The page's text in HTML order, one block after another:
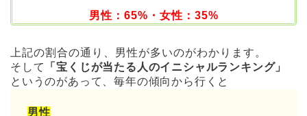
男性：65%・女性：35%
上記の割合の通り、男性が多いのがわかります。
そして
「宝くじが当たる人のイニシャルランキング」
というのがあって、毎年の傾向から行くと
男性